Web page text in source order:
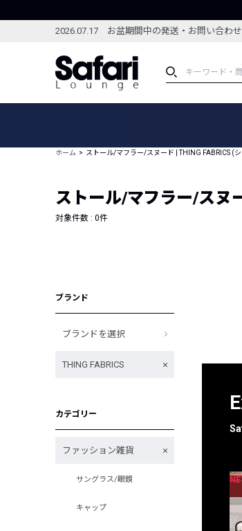
2026.07.17 お盆期間中の発送・お問い合わ
ブランドから探す
新着アイテム
編集部のおすすめアイテム
特
コ
ホーム ストール/マフラー/スヌード | THING FABRICS (
ストール/マフラー/スヌ
対象件数 : 0件
ブランド
ブランドを選択
THING FABRICS
カテゴリー
ファッション雑貨
サングラス/眼鏡
キャップ